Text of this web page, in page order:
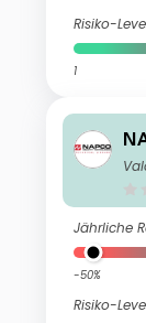
Risiko-
1
Jährliche
-50%
Risiko-